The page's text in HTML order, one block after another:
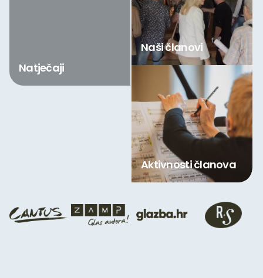
Natječaji
Naši članovi
Aktivnosti članova